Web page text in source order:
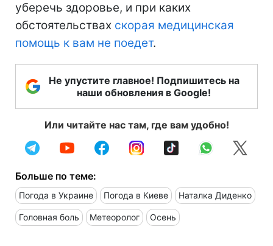
уберечь здоровье, и при каких
обстоятельствах скорая медицинская
помощь к вам не поедет.
Не упустите главное! Подпишитесь на
наши обновления в Google!
Или читайте нас там, где вам удобно!
Больше по теме:
Погода в Украине Погода в Киеве Наталка Диденко
Головная боль Метеоролог Осень